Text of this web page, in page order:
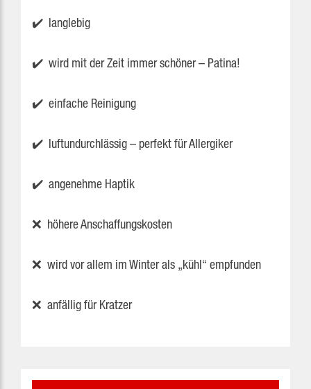
✔️ langlebig
✔️ wird mit der Zeit immer schöner – Patina!
✔️ einfache Reinigung
✔️ luftundurchlässig – perfekt für Allergiker
✔️ angenehme Haptik
❌ höhere Anschaffungskosten
❌ wird vor allem im Winter als „kühl“ empfunden
❌ anfällig für Kratzer